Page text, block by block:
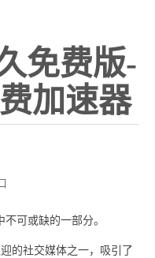
免费版-
加速器
可或缺的一部分。
社交媒体之一，吸引了